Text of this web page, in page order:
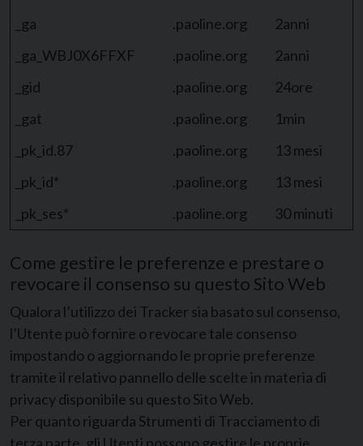
_ga
.paoline.org
2anni
_ga_WBJ0X6FFXF
.paoline.org
2anni
_gid
.paoline.org
24ore
_gat
.paoline.org
1min
_pk_id.87
.paoline.org
13 mesi
_pk_id*
.paoline.org
13 mesi
_pk_ses*
.paoline.org 30 minuti
Come gestire le preferenze e prestare o
revocare il consenso su questo Sito Web
Qualora l’utilizzo dei Tracker sia basato sul consenso,
l’Utente può fornire o revocare tale consenso
impostando o aggiornando le proprie preferenze
tramite il relativo pannello delle scelte in materia di
privacy disponibile su questo Sito Web.
Per quanto riguarda Strumenti di Tracciamento di
terza parte, gli Utenti possono gestire le proprie